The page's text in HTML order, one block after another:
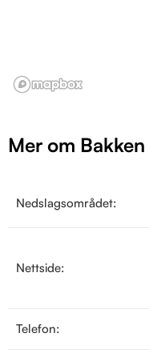
Mer om Bakken
Nedslagsområdet:
Nettside:
Telefon: